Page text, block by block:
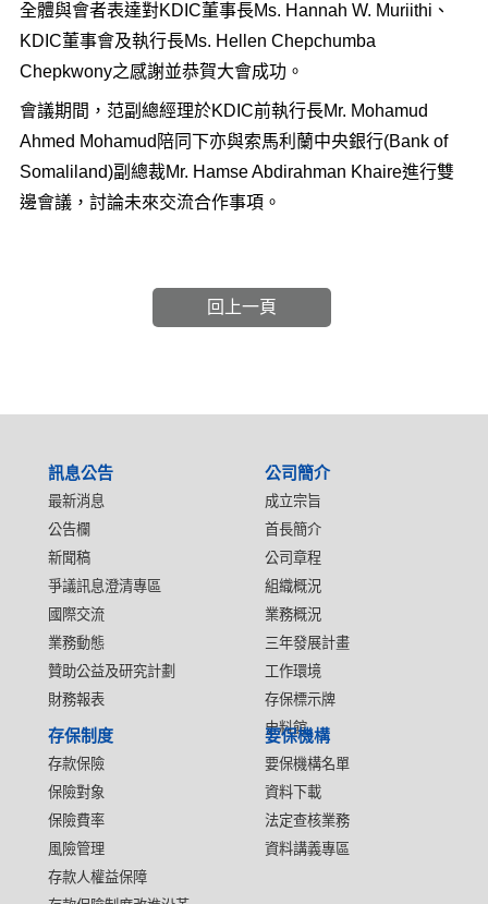
全體與會者表達對KDIC董事長Ms. Hannah W. Muriithi、
KDIC董事會及執行長Ms. Hellen Chepchumba
Chepkwony之感謝並恭賀大會成功。
會議期間，范副總經理於KDIC前執行長Mr. Mohamud
Ahmed Mohamud陪同下亦與索馬利蘭中央銀行(Bank of
Somaliland)副總裁Mr. Hamse Abdirahman Khaire進行雙
邊會議，討論未來交流合作事項。
回上一頁
訊息公告
最新消息
公告欄
新聞稿
爭議訊息澄清專區
國際交流
業務動態
贊助公益及研究計劃
財務報表
公司簡介
成立宗旨
首長簡介
公司章程
組織概況
業務概況
三年發展計畫
工作環境
存保標示牌
史料館
存保制度
存款保險
保險對象
保險費率
風險管理
存款人權益保障
要保機構
要保機構名單
資料下載
法定查核業務
資料講義專區